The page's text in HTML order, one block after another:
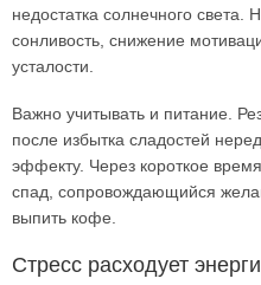
недостатка солнечного
сонливость, снижение
усталости.
Важно учитывать и питание.
после избытка сладостей
эффекту. Через короткое
спад, сопровождающийся
выпить кофе.
Стресс расходует